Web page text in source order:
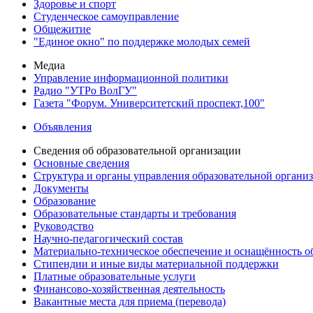
Здоровье и спорт
Студенческое самоуправление
Общежитие
"Единое окно" по поддержке молодых семей
Медиа
Управление информационной политики
Радио "УТРо ВолГУ"
Газета "Форум. Университетский проспект,100"
Объявления
Сведения об образовательной организации
Основные сведения
Структура и органы управления образовательной
Документы
Образование
Образовательные стандарты и требования
Руководство
Научно-педагогический состав
Материально-техническое обеспечение и оснащённость
Стипендии и иные виды материальной поддержки
Платные образовательные услуги
Финансово-хозяйственная деятельность
Вакантные места для приема (перевода)